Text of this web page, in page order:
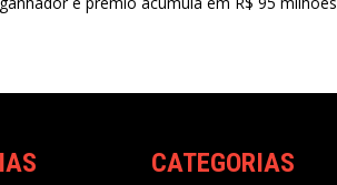
CATEGORIAS